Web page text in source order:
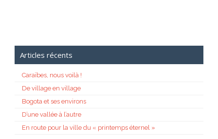
Articles récents
Caraïbes, nous voilà !
De village en village
Bogota et ses environs
D’une vallée à l’autre
En route pour la ville du « printemps éternel »